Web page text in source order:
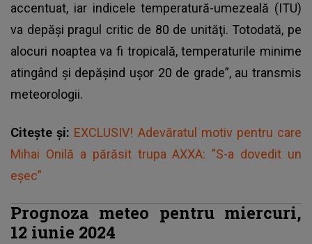
accentuat, iar indicele temperatură-umezeală (ITU)
va depăşi pragul critic de 80 de unităţi. Totodată, pe
alocuri noaptea va fi tropicală, temperaturile minime
atingând şi depăşind uşor 20 de grade”, au transmis
meteorologii.
Citește și: EXCLUSIV! Adevăratul motiv pentru care
Mihai Onilă a părăsit trupa AXXA: ”S-a dovedit un
eșec”
Prognoza meteo pentru miercuri,
12 iunie 2024